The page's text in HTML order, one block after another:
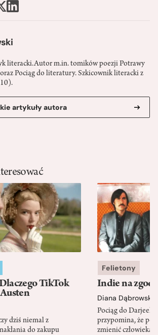
literacki.Autor m.in. tomików poezji Potrawy
Pociąg do literatury. Szkicownik literacki z
artykuły autora
TikTok
dziś niemal z
do zakupu
Felietony
Indie na
Diana Dąbrowska
Pociąg do
przypomina, że
zmienić człowieka